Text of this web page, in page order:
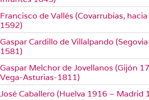
Francisco de Vallés (Covarrubias,
1592)
Gaspar Cardillo de Villalpando
1581)
Gaspar Melchor de Jovellanos (Gijón
Vega-Asturias-1811)
José Caballero (Huelva 1916 – Madrid